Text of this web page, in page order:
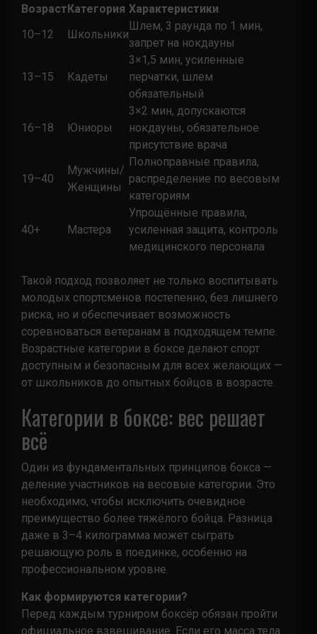
ВозрастКатегория Характеристики
10–12
Школьники
Шлем, 3 раунда по 1 мин,
запрет на нокдауны
13–15 Кадеты
3×1,5 мин, усиленные
перчатки, шлем
обязательный
16–18 Юниоры
3×2 мин, допускаются
нокдауны, обязательное
присутствие врача
19–40
Мужчины/
Женщины
Полноправные правила,
распределение по весовым
категориям
40+ Мастера
Упрощённые правила,
усиленная защита, контроль
медицинского персонала
Такой подход позволяет не только воспитывать
молодых спортсменов постепенно, без лишнего
риска, но и обеспечивает возможность
соревноваться ветеранам в подходящем темпе.
Возрастные категории в боксе делают спорт
доступным и безопасным для всех желающих —
от школьников до опытных бойцов в возрасте.
Категории в боксе: вес решает
всё
Один из фундаментальных принципов бокса —
деление участников на весовые категории. Это
необходимо, чтобы исключить очевидное
преимущество более тяжёлого бойца. Разница
даже в 3–4 килограмма может сыграть
решающую роль в поединке, особенно на
профессиональном уровне.
Как формируются категории?
Перед каждым турниром боксёр обязан пройти
официальное взвешивание. Если его масса тела